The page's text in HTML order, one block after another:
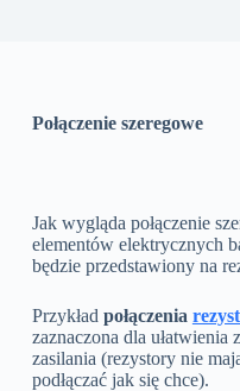
Połączenie szeregowe
Jak wygląda połączenie
elementów elektrycznych
będzie przedstawiony na
Przykład połączenia
zaznaczona dla ułatwienia
zasilania (rezystory nie
podłączać jak się chce).